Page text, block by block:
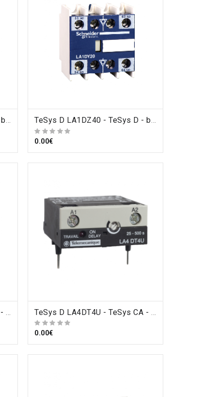
TeSys D LA1DZ31 - TeSys D - bloc de contacts auxiliaires - 3F+1O - bornes à vis-étriers , Schneider Electric ORDRE TeSys D LA1DZ40 - TeSys D - bloc de contacts auxiliaires - 4F+0O - bornes à vis-étriers , Schneider Electric
0.00€
ORDRE
0.00€